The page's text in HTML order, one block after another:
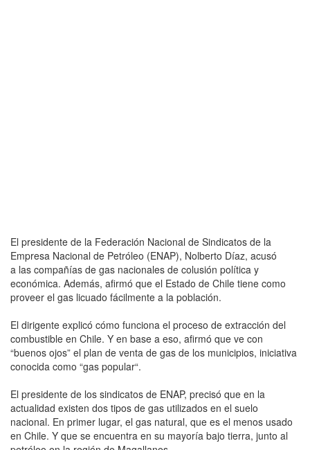
El presidente de la Federación Nacional de Sindicatos de la
Empresa Nacional de Petróleo (ENAP), Nolberto Díaz, acusó
a las compañías de gas nacionales de colusión política y
económica. Además, afirmó que el Estado de Chile tiene como
proveer el gas licuado fácilmente a la población.
El dirigente explicó cómo funciona el proceso de extracción del
combustible en Chile. Y en base a eso, afirmó que ve con
“buenos ojos” el plan de venta de gas de los municipios, iniciativa
conocida como “gas popular“.
El presidente de los sindicatos de ENAP, precisó que en la
actualidad existen dos tipos de gas utilizados en el suelo
nacional. En primer lugar, el gas natural, que es el menos usado
en Chile. Y que se encuentra en su mayoría bajo tierra, junto al